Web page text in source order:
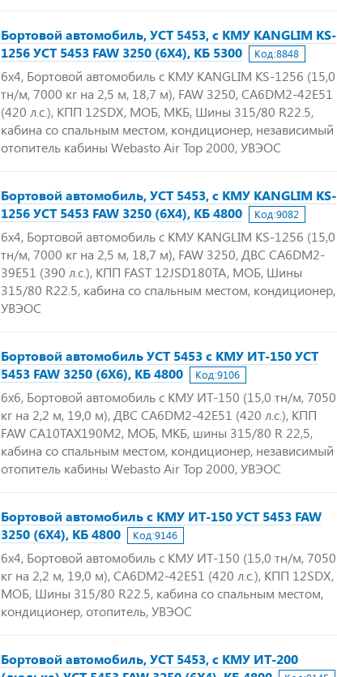
Бортовой автомобиль, УСТ 5453, с КМУ KANGLIM KS-
1256 УСТ 5453 FAW 3250 (6Х4), КБ 5300
Код:8848
6х4, Бортовой автомобиль с КМУ KANGLIM KS-1256 (15,0
тн/м, 7000 кг на 2,5 м, 18,7 м), FAW 3250, CA6DM2-42E51
(420 л.с.), КПП 12SDX, МОБ, МКБ, Шины 315/80 R22.5,
кабина со спальным местом, кондиционер, независимый
отопитель кабины Webasto Air Top 2000, УВЭОС
Бортовой автомобиль, УСТ 5453, с КМУ KANGLIM KS-
1256 УСТ 5453 FAW 3250 (6Х4), КБ 4800
Код:9082
6х4, Бортовой автомобиль с КМУ KANGLIM KS-1256 (15,0
тн/м, 7000 кг на 2,5 м, 18,7 м), FAW 3250, ДВС CA6DM2-
39E51 (390 л.с.), КПП FAST 12JSD180TA, МОБ, Шины
315/80 R22.5, кабина со спальным местом, кондиционер,
УВЭОС
Бортовой автомобиль УСТ 5453 с КМУ ИТ-150 УСТ
5453 FAW 3250 (6Х6), КБ 4800
Код:9106
6х6, Бортовой автомобиль с КМУ ИТ-150 (15,0 тн/м, 7050
кг на 2,2 м, 19,0 м), ДВС CA6DM2-42E51 (420 л.с.), КПП
FAW CA10TAX190M2, МОБ, МКБ, шины 315/80 R 22,5,
кабина со спальным местом, кондиционер, независимый
отопитель кабины Webasto Air Top 2000, УВЭОС
Бортовой автомобиль с КМУ ИТ-150 УСТ 5453 FAW
3250 (6Х4), КБ 4800
Код:9146
6х4, Бортовой автомобиль с КМУ ИТ-150 (15,0 тн/м, 7050
кг на 2,2 м, 19,0 м), CA6DM2-42E51 (420 л.с.), КПП 12SDX,
МОБ, Шины 315/80 R22.5, кабина со спальным местом,
кондиционер, отопитель, УВЭОС
Бортовой автомобиль, УСТ 5453, с КМУ ИТ-200